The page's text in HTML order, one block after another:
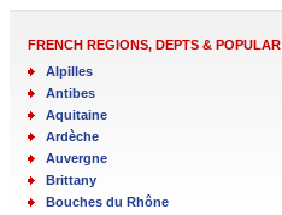
FRENCH REGIONS, DEPTS &
Alpilles
Antibes
Aquitaine
Ardèche
Auvergne
Brittany
Bouches du Rhône